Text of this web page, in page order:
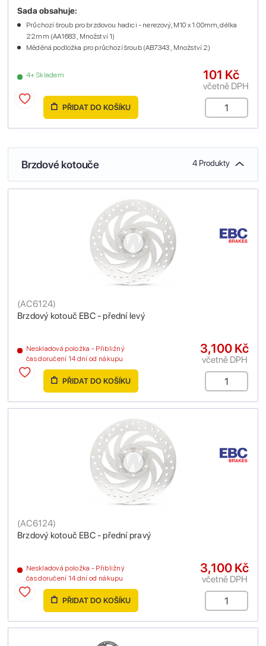
4+ Skladem
Sada obsahuje:
Průchozí šroub pro brzdovou hadici - nerezový, M10 x 1.00mm, délka
22mm (AA1683 , Množství 1)
Měděná podložka pro průchozí šroub (AB7343 , Množství 2)
101 Kč
včetně DPH
PŘIDAT DO KOŠÍKU
Brzdové kotouče 4 Produkty
Brzdový kotouč EBC - přední levý
(AC6124)
Neskladová položka - Přibližný
čas doručení 14 dní od nákupu
3,100 Kč
včetně DPH
PŘIDAT DO KOŠÍKU
Brzdový kotouč EBC - přední pravý
(AC6124)
Neskladová položka - Přibližný
čas doručení 14 dní od nákupu
3,100 Kč
včetně DPH
PŘIDAT DO KOŠÍKU